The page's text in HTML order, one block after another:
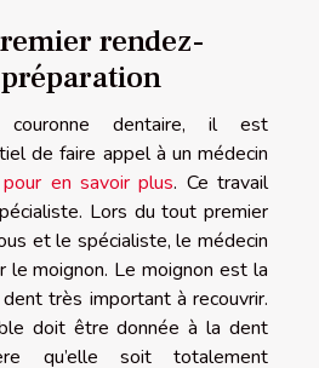
rendez-
dentaire, il est
de faire appel à un médecin
pour en savoir plus. Ce travail
Lors du tout premier
et le spécialiste, le médecin
le moignon. Le moignon est la
très important à recouvrir.
doit être donnée à la dent
qu’elle soit totalement